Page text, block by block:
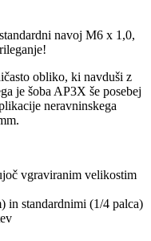
navoj M6 x 1,0,
obliko, ki navduši z
je šoba AP3X še posebej
neravninskega
vgraviranim velikostim
in standardnimi (1/4 palca)